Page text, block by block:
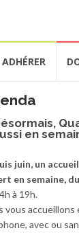
ADHÉRER
en
juin, un
en semaine,
à 19h.
vous accueillons
avec ou